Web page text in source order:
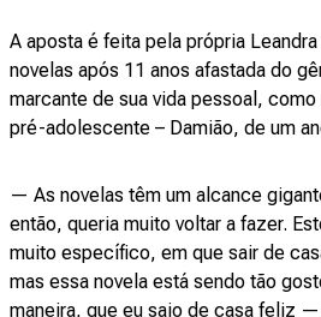
A aposta é feita pela própria
novelas após 11 anos afastada do
marcante de sua vida pessoal,
pré-adolescente – Damião, de um
— As novelas têm um alcance
então, queria muito voltar a fazer.
muito específico, em que sair de
mas essa novela está sendo tão
maneira, que eu saio de casa feliz